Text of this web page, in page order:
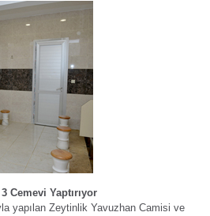
Cemevi Yaptırıyor
yapılan Zeytinlik Yavuzhan Camisi ve